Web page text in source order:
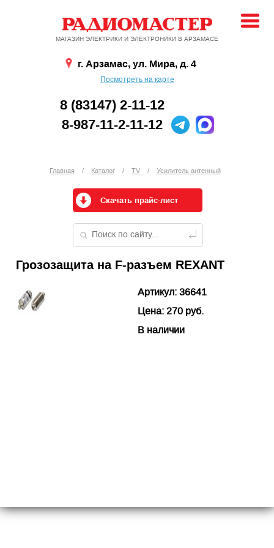
МАГАЗИН ЭЛЕКТРИКИ И ЭЛЕКТРОНИКИ В АРЗАМАСЕ
г. Арзамас, ул. Мира, д. 4
Посмотреть на карте
8 (83147) 2-11-12
8-987-11-2-11-12
Главная / Каталог / TV / Усилитель антенный
Скачать прайс-лист
Грозозащита на F-разъем REXANT
Артикул: 36641
Цена: 270 руб.
В наличии